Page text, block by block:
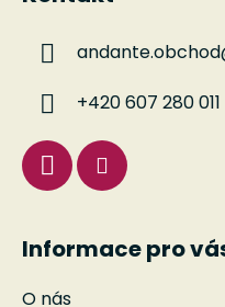
andante.obchod
+420 607 280
Informace pro
O nás